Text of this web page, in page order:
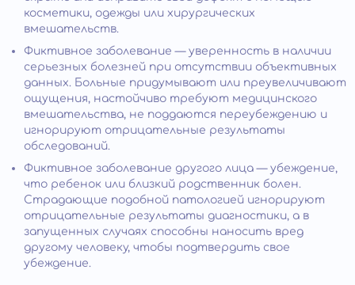
косметики, одежды или хирургических
вмешательств.
Фиктивное заболевание — уверенность в наличии
серьезных болезней при отсутствии объективных
данных. Больные придумывают или преувеличивают
ощущения, настойчиво требуют медицинского
вмешательства, не поддаются переубеждению и
игнорируют отрицательные результаты
обследований.
Фиктивное заболевание другого лица — убеждение,
что ребенок или близкий родственник болен.
Страдающие подобной патологией игнорируют
отрицательные результаты диагностики, а в
запущенных случаях способны наносить вред
другому человеку, чтобы подтвердить свое
убеждение.